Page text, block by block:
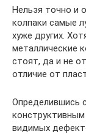
Нельзя точно и
колпаки самые
хуже других.
металлические
стоят, да и не
отличие от
Определившись
видимых